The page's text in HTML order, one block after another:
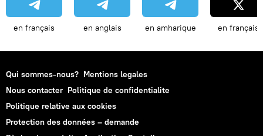
en français en anglais en amharique en français
Qui sommes-nous? Mentions legales
Nous contacter Politique de confidentialite
Politique relative aux cookies
Protection des données – demande